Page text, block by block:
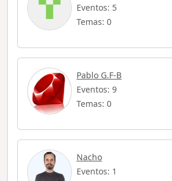
Eventos: 5
Temas: 0
Pablo G.F-B
Eventos: 9
Temas: 0
Nacho
Eventos: 1